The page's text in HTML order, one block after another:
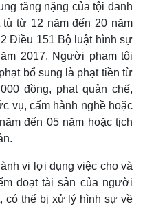
tăng nặng của tội danh
từ 12 năm đến 20 năm
Điều 151 Bộ luật hình sự
2017. Người phạm tội
bổ sung là phạt tiền từ
đồng, phạt quản chế,
vụ, cấm hành nghề hoặc
đến 05 năm hoặc tịch
vi lợi dụng việc cho và
đoạt tài sản của người
có thể bị xử lý hình sự về